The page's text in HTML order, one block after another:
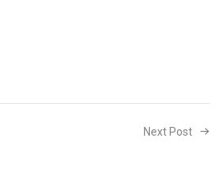
Next Post